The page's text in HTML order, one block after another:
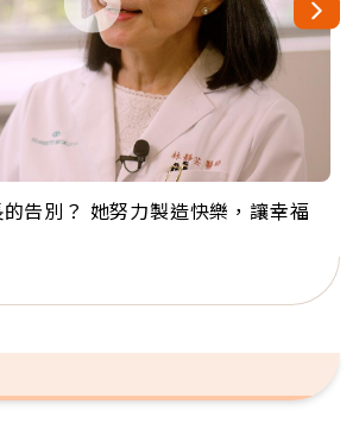
告別？ 她努力製造快樂，讓幸福
神父 為台灣奉獻36年 「台灣是我
講台語！」
搬回台灣找快樂！「蛋黃哥小
，逗樂上萬爺奶：退休後才開始真
界紀錄 成為全球最年長羽球選
密原來是「這個」
夢…黑手阿伯拉小提琴還登上小
讚！